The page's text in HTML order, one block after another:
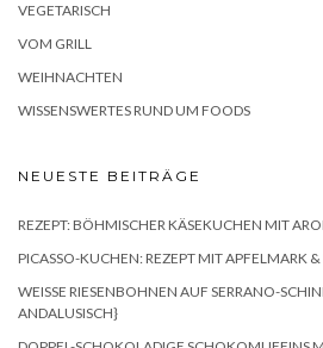
VEGETARISCH
VOM GRILL
WEIHNACHTEN
WISSENSWERTES RUND UM FOODS
NEUESTE BEITRÄGE
REZEPT: BÖHMISCHER KÄSEKUCHEN MIT
PICASSO-KUCHEN: REZEPT MIT APFELMARK &
WEISSE RIESENBOHNEN AUF SERRANO-
NDALUSISCH}